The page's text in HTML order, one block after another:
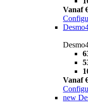
Vanaf
Vanaf
new